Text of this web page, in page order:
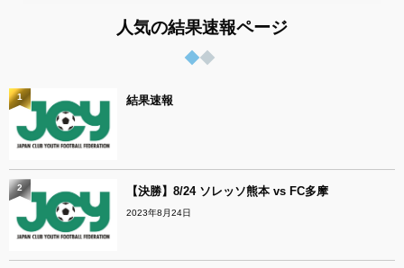
人気の結果速報ページ
結果速報
1
【決勝】8/24 ソレッソ熊本 vs FC多摩
2023年8月24日
2